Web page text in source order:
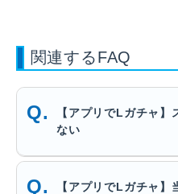
関連するFAQ
【アプリでLガチャ
ない
【アプリでLガチャ